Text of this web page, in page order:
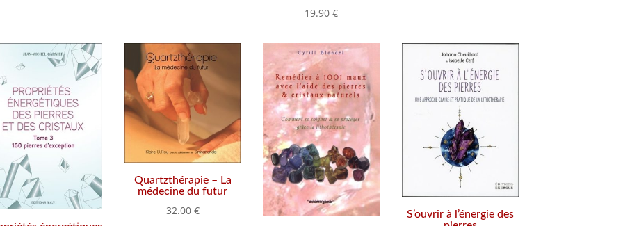
19.90€
Quartzthérapie – La
médecine du futur
32.00 €
S’ouvrir à l’énergie des